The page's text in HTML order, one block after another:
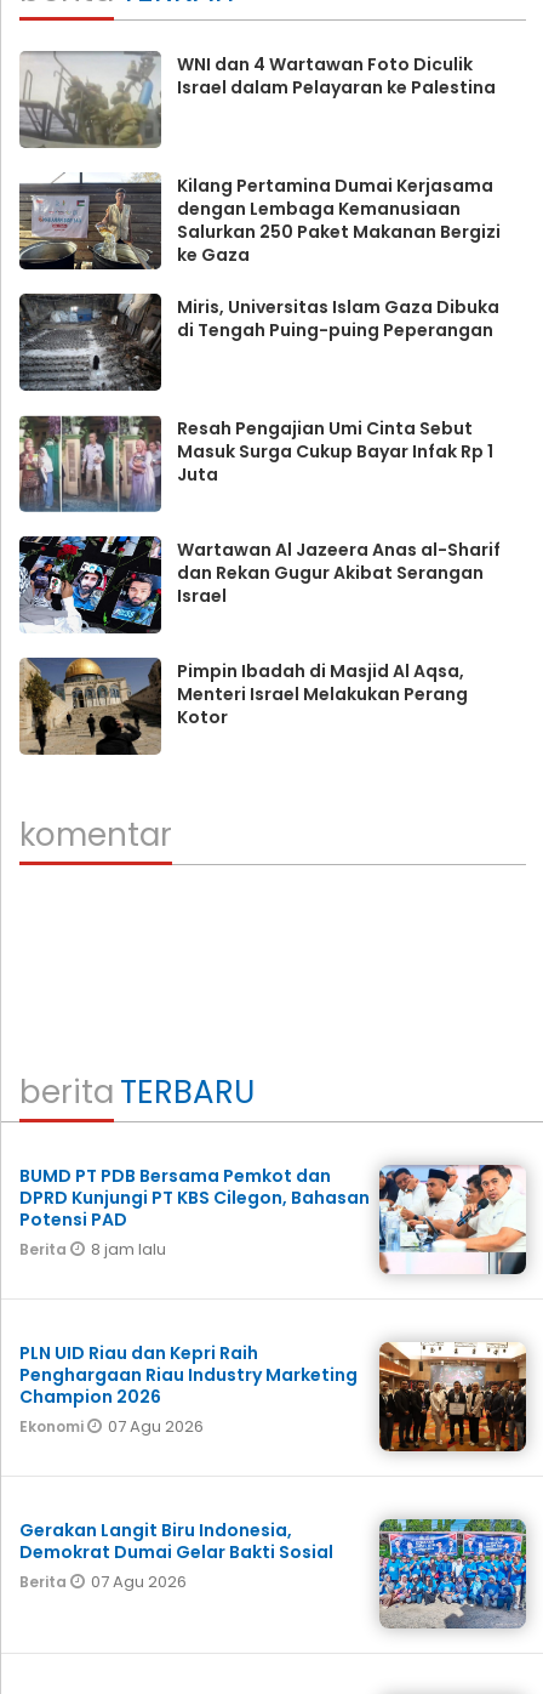
WNI dan 4 Wartawan Foto Diculik
Israel dalam Pelayaran ke Palestina
Kilang Pertamina Dumai Kerjasama
dengan Lembaga Kemanusiaan
Salurkan 250 Paket Makanan Bergizi
ke Gaza
Miris, Universitas Islam Gaza Dibuka
di Tengah Puing-puing Peperangan
Resah Pengajian Umi Cinta Sebut
Masuk Surga Cukup Bayar Infak Rp 1
Juta
Wartawan Al Jazeera Anas al-Sharif
dan Rekan Gugur Akibat Serangan
Israel
Pimpin Ibadah di Masjid Al Aqsa,
Menteri Israel Melakukan Perang
Kotor
komentar
beritaTERBARU
BUMD PT PDB Bersama Pemkot dan
DPRD Kunjungi PT KBS Cilegon, Bahasan
Potensi PAD
Berita 8 jam lalu
PLN UID Riau dan Kepri Raih
Penghargaan Riau Industry Marketing
Champion 2026
Ekonomi 07 Agu 2026
Gerakan Langit Biru Indonesia,
Demokrat Dumai Gelar Bakti Sosial
Berita 07 Agu 2026